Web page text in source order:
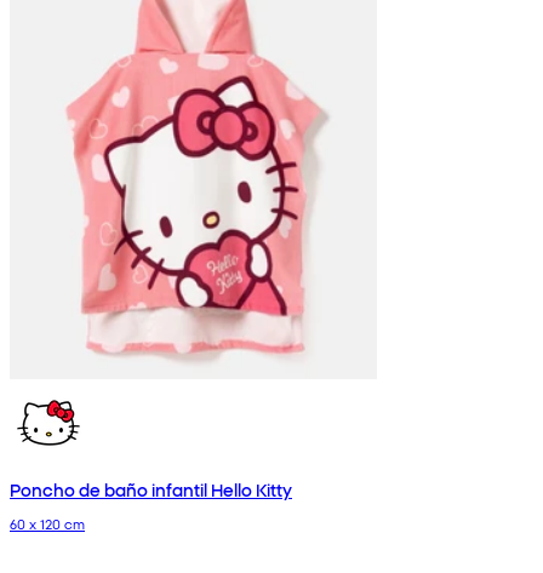
Poncho de baño infantil Hello Kitty
60 x 120 cm